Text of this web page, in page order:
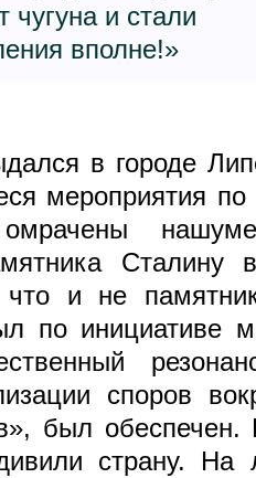
чугуна и стали
вполне!»
в городе
мероприятия
что и не
по инициативе
споров
был
страну. На